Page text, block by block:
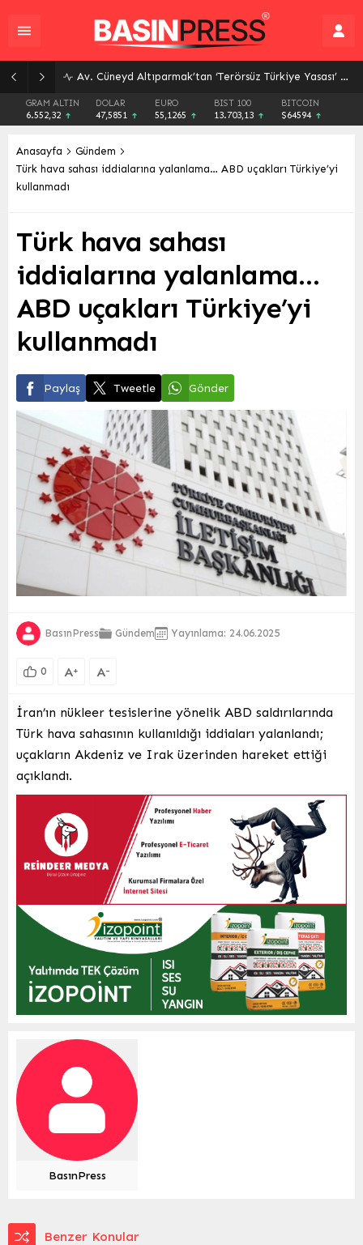
Av. Cüneyd Altıparmak’tan ‘Terörsüz Türkiye Yasası’ Açıklaması: Başvuru Süreci ve Detaylar
GRAM ALTIN
6.552,32
DOLAR
47,5851
EURO
55,1265
BIST 100
13.703,13
BITCOIN
$64594
Anasayfa
Gündem
Türk hava sahası iddialarına yalanlama… ABD uçakları Türkiye’yi
kullanmadı
Türk hava sahası
iddialarına yalanlama…
ABD uçakları Türkiye’yi
kullanmadı
Paylaş Tweetle Gönder
BasınPress Gündem Yayınlama: 24.06.2025
0 A+ A-
İran’ın nükleer tesislerine yönelik ABD saldırılarında
Türk hava sahasının kullanıldığı iddiaları yalanlandı;
uçakların Akdeniz ve Irak üzerinden hareket ettiği
açıklandı.
BasınPress
Benzer Konular